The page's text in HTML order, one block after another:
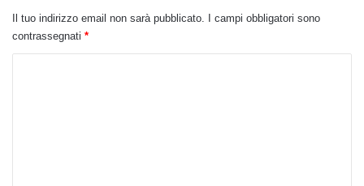
Il tuo indirizzo email non sarà pubblicato.
I campi obbligatori sono
contrassegnati *